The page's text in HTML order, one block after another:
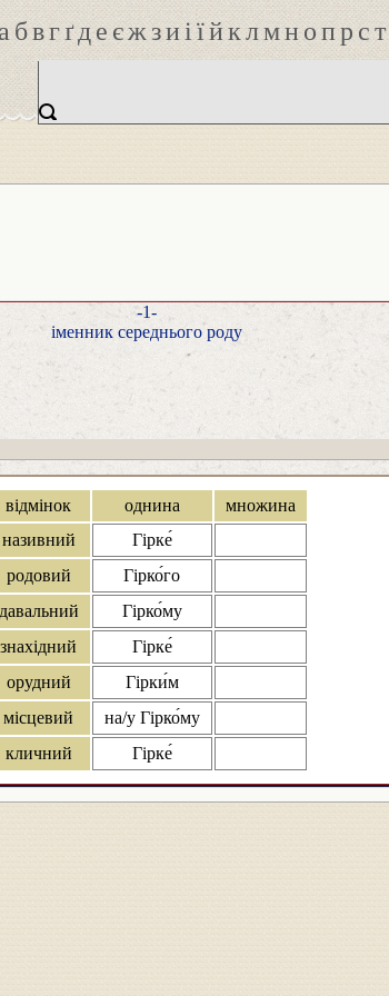
абвгґдеєжзиіїйклмнопрст
-1-
іменник середнього роду
відмінок однина
множина
називний
Гірке́
родовий
Гірко́го
давальний
Гірко́му
знахідний
Гірке́
орудний
Гірки́м
місцевий
на/у Гірко́му
кличний
Гірке́